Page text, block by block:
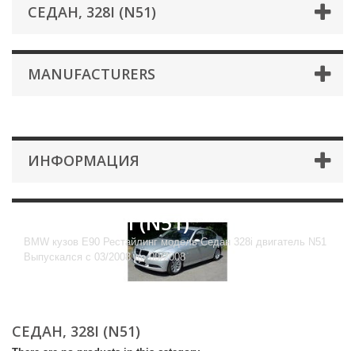
СЕДАН, 328I (N51)
MANUFACTURERS
ИНФОРМАЦИЯ
Седан, 328i (N51)
BMW кузов E90 Рестайлинг модель Седан 328i двигатель N51
Выпускался с 03/2008 до 09/2008
СЕДАН, 328I (N51)